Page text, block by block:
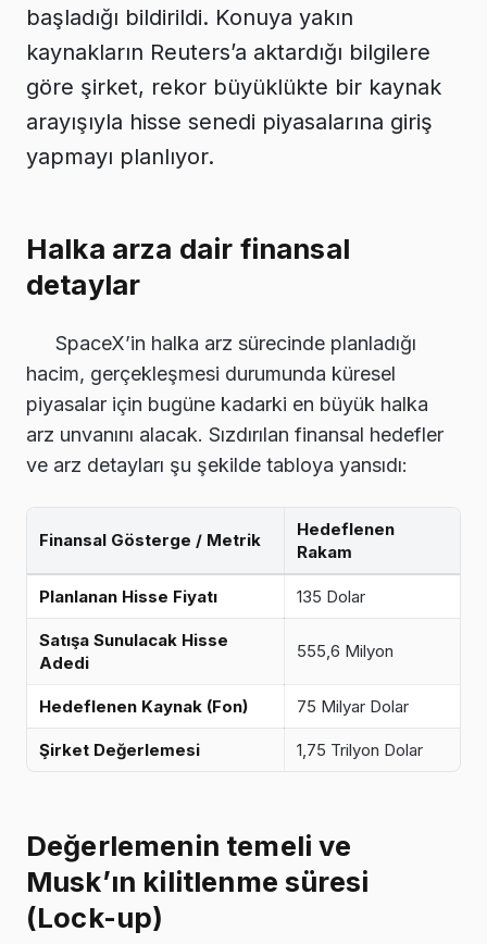
başladığı bildirildi. Konuya yakın
kaynakların Reuters’a aktardığı bilgilere
göre şirket, rekor büyüklükte bir kaynak
arayışıyla hisse senedi piyasalarına giriş
yapmayı planlıyor.
Halka arza dair finansal
detaylar
SpaceX’in halka arz sürecinde planladığı
hacim, gerçekleşmesi durumunda küresel
piyasalar için bugüne kadarki en büyük halka
arz unvanını alacak. Sızdırılan finansal hedefler
ve arz detayları şu şekilde tabloya yansıdı:
Finansal Gösterge / Metrik
Hedeflenen
Rakam
Planlanan Hisse Fiyatı 135 Dolar
Satışa Sunulacak Hisse
Adedi
555,6 Milyon
Hedeflenen Kaynak (Fon) 75 Milyar Dolar
Şirket Değerlemesi 1,75 Trilyon Dolar
Değerlemenin temeli ve
Musk’ın kilitlenme süresi
(Lock-up)